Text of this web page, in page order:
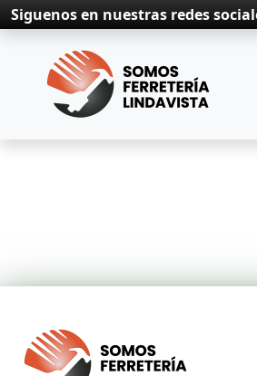
Siguenos en nuestras redes